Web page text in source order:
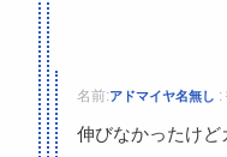
名前:アドマイヤ名無し :
伸びなかったけど